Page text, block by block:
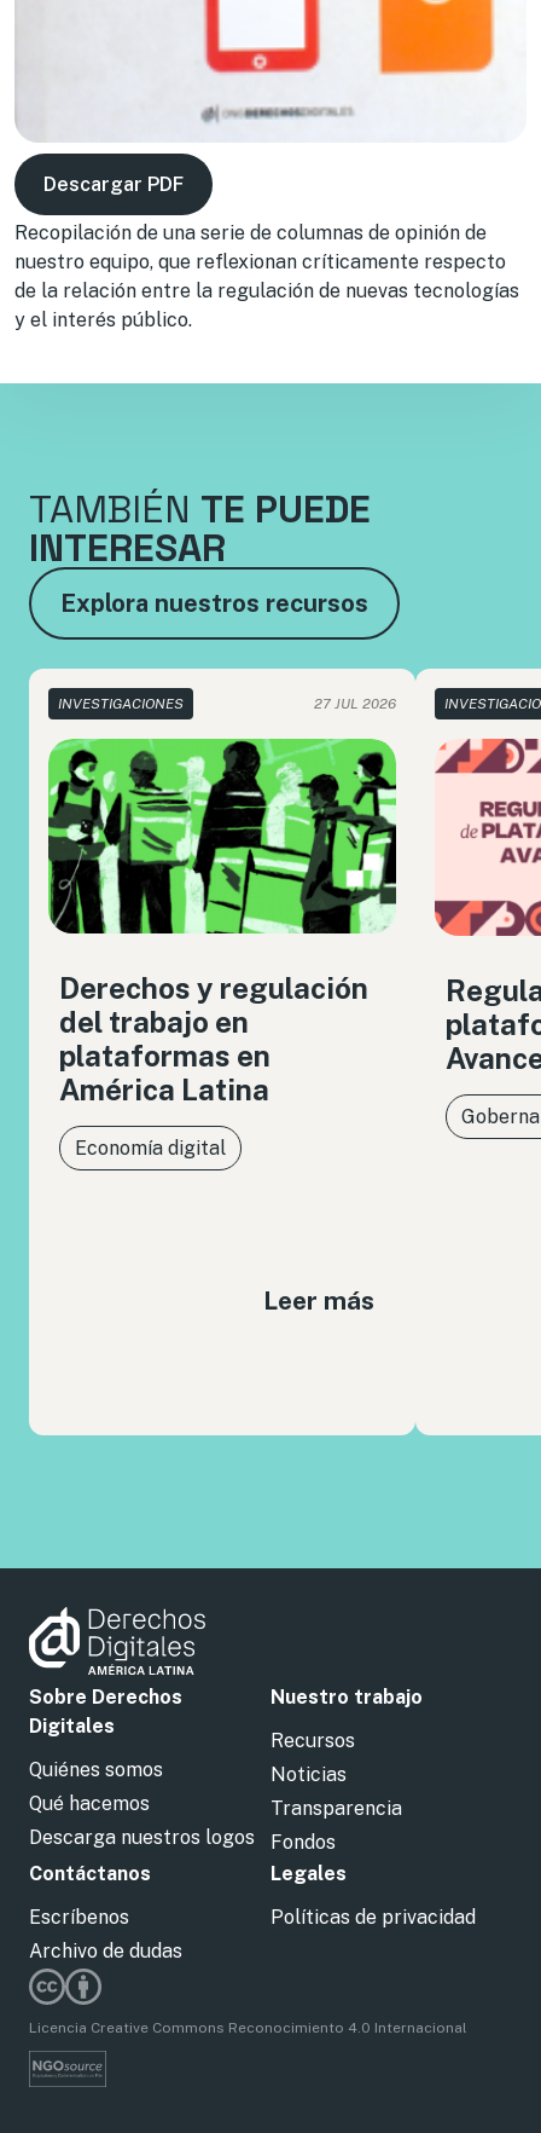
Descargar PDF
Recopilación de una serie de columnas de opinión de
nuestro equipo, que reflexionan críticamente respecto
de la relación entre la regulación de nuevas tecnologías
y el interés público.
TAMBIÉN TE PUEDE
INTERESAR
Explora nuestros recursos
INVESTIGACIONES 27 JUL 2026
Derechos y regulación
del trabajo en
plataformas en
América Latina
Economía digital
Leer más
Sobre Derechos
Digitales
Quiénes somos
Qué hacemos
Descarga nuestros logos
Nuestro trabajo
Recursos
Noticias
Transparencia
Fondos
Contáctanos
Escríbenos
Archivo de dudas
Legales
Políticas de privacidad
Licencia Creative Commons Reconocimiento 4.0 Internacional